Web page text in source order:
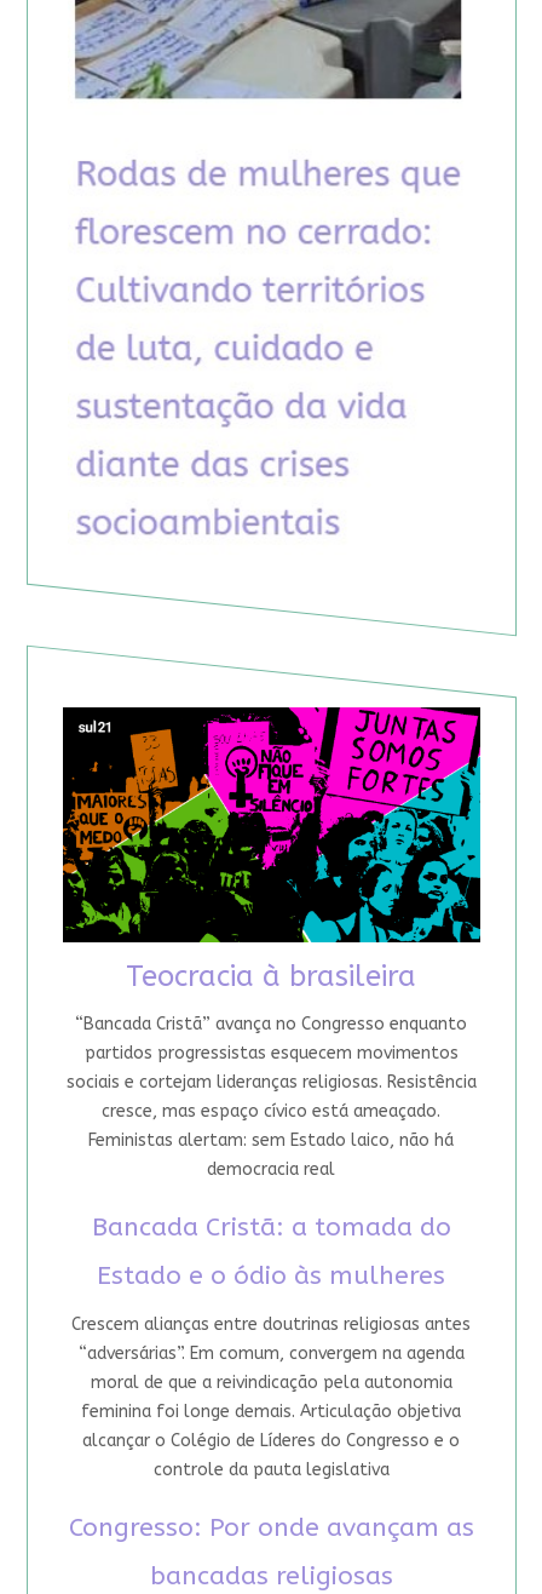
Teocracia à brasileira
“Bancada Cristã” avança no Congresso enquanto
partidos progressistas esquecem movimentos
sociais e cortejam lideranças religiosas. Resistência
cresce, mas espaço cívico está ameaçado.
Feministas alertam: sem Estado laico, não há
democracia real
Bancada Cristã: a tomada do
Estado e o ódio às mulheres
Crescem alianças entre doutrinas religiosas antes
“adversárias”. Em comum, convergem na agenda
moral de que a reivindicação pela autonomia
feminina foi longe demais. Articulação objetiva
alcançar o Colégio de Líderes do Congresso e o
controle da pauta legislativa
Congresso: Por onde avançam as
bancadas religiosas